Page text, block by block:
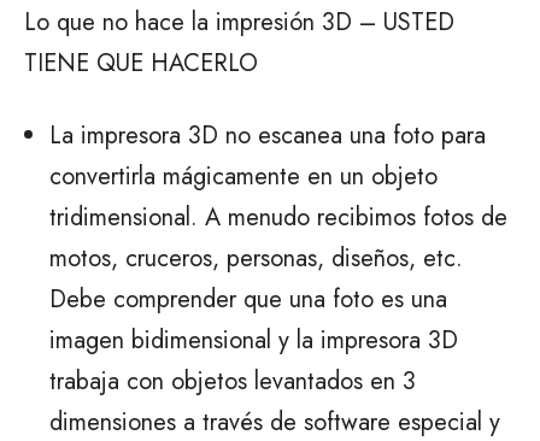
Lo que no hace la impresión 3D – USTED
TIENE QUE HACERLO
La impresora 3D no escanea una foto para
convertirla mágicamente en un objeto
tridimensional. A menudo recibimos fotos de
motos, cruceros, personas, diseños, etc.
Debe comprender que una foto es una
imagen bidimensional y la impresora 3D
trabaja con objetos levantados en 3
dimensiones a través de software especial y